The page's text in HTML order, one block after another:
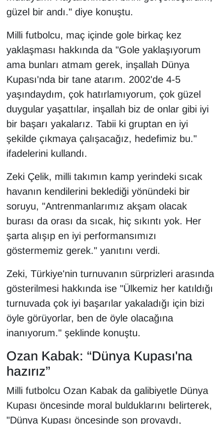
güzel bir andı." diye konuştu.
Milli futbolcu, maç içinde gole birkaç kez
yaklaşması hakkında da "Gole yaklaşıyorum
ama bunları atmam gerek, inşallah Dünya
Kupası'nda bir tane atarım. 2002'de 4-5
yaşındaydım, çok hatırlamıyorum, çok güzel
duygular yaşattılar, inşallah biz de onlar gibi iyi
bir başarı yakalarız. Tabii ki gruptan en iyi
şekilde çıkmaya çalışacağız, hedefimiz bu."
ifadelerini kullandı.
Zeki Çelik, milli takımın kamp yerindeki sıcak
havanın kendilerini beklediği yönündeki bir
soruyu, "Antrenmanlarımız akşam olacak
burası da orası da sıcak, hiç sıkıntı yok. Her
şarta alışıp en iyi performansımızı
göstermemiz gerek." yanıtını verdi.
Zeki, Türkiye'nin turnuvanın sürprizleri arasında
gösterilmesi hakkında ise "Ülkemiz her katıldığı
turnuvada çok iyi başarılar yakaladığı için bizi
öyle görüyorlar, ben de öyle olacağına
inanıyorum." şeklinde konuştu.
Ozan Kabak: “Dünya Kupası'na
hazırız”
Milli futbolcu Ozan Kabak da galibiyetle Dünya
Kupası öncesinde moral bulduklarını belirterek,
"Dünya Kupası öncesinde son provaydı,